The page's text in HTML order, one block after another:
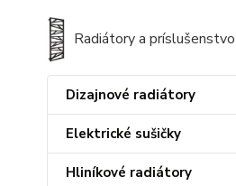
Radiátory a príslušenstvo
Dizajnové radiátory
Elektrické sušičky
Hliníkové radiátory